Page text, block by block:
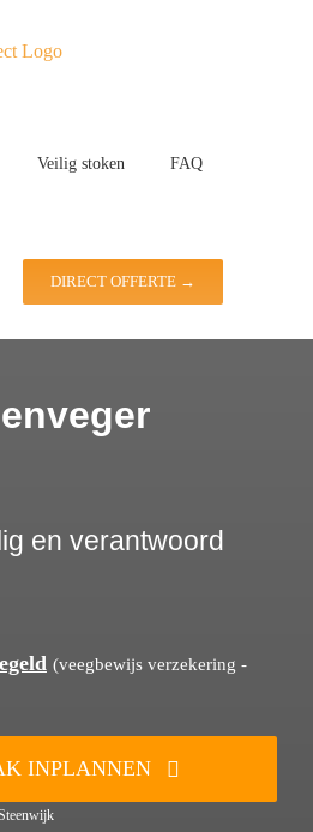
Veilig stoken FAQ
DIRECT OFFERTE →
en verantwoord
(veegbewijs verzekering -
INPLANNEN